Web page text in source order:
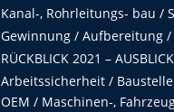
Kanal-, Rohrleitungs- bau /
Gewinnung / Aufbereitung /
RÜCKBLICK 2021 –
Arbeitssicherheit /
OEM / Maschinen-,